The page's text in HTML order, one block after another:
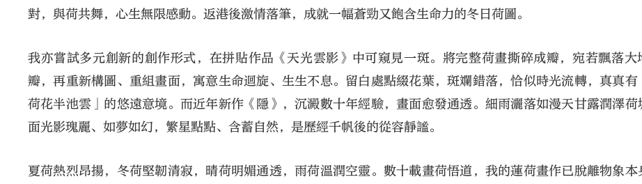
對，與荷共舞，心生無限感動。返港後激情落筆，成就一幅蒼勁又飽含生命力的冬日荷圖。
我亦嘗試多元創新的創作形式，在拼貼作品《天光雲影》中可窺見一斑。將完整荷畫撕碎成瓣，宛若飄落大
瓣，再重新構圖、重組畫面，寓意生命迴旋、生生不息。留白處點綴花葉，斑斕錯落，恰似時光流轉，真真有
荷花半池雲」的悠遠意境。而近年新作《隱》，沉澱數十年經驗，畫面愈發通透。細雨灑落如漫天甘露潤澤荷
面光影瑰麗、如夢如幻，繁星點點、含蓄自然，是歷經千帆後的從容靜謐。
夏荷熱烈昂揚，冬荷堅韌清寂，晴荷明媚通透，雨荷溫潤空靈。數十載畫荷悟道，我的蓮荷畫作已脫離物象本